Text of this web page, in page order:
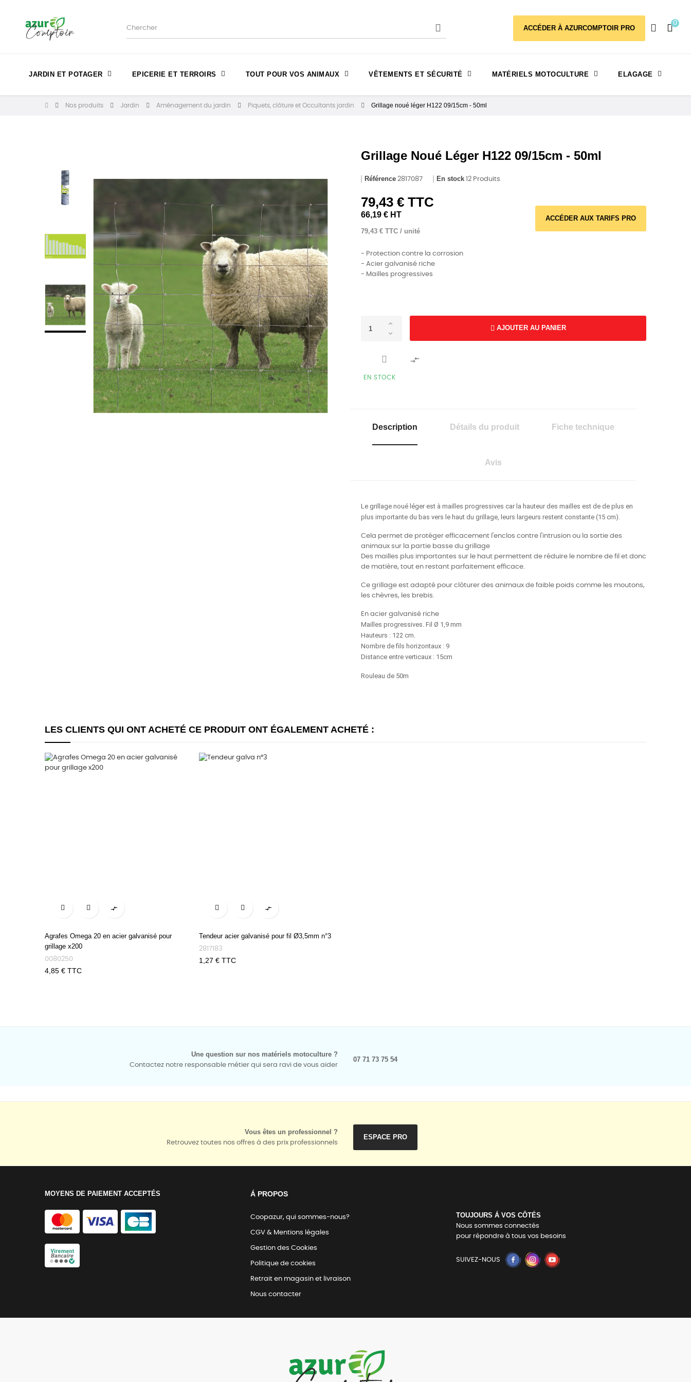
ACCÉDER À AZURCOMPTOIR PRO
0
JARDIN ET POTAGER EPICERIE ET TERROIRS TOUT POUR VOS ANIMAUX VÊTEMENTS ET SÉCURITÉ MATÉRIELS MOTOCULTURE ELAGAGE
Nos produits Jardin Aménagement du jardin Piquets, clôture et Occultants jardin Grillage noué léger H122 09/15cm - 50ml
Grillage Noué Léger H122 09/15cm - 50ml
Référence 2817087 En stock 12 Produits
79,43 € TTC
66,19 € HT
79,43 € TTC / unité
ACCÉDER AUX TARIFS PRO
- Protection contre la corrosion
- Acier galvanisé riche
- Mailles progressives
AJOUTER AU PANIER

EN STOCK
Description Détails du produit Fiche technique
Avis
Le grillage noué léger est à mailles progressives car la hauteur des mailles est de de plus en
plus importante du bas vers le haut du grillage, leurs largeurs restent constante (15 cm).
Cela permet de protéger efficacement l'enclos contre l'intrusion ou la sortie des
animaux sur la partie basse du grillage
Des mailles plus importantes sur le haut permettent de réduire le nombre de fil et donc
de matière, tout en restant parfaitement efficace.
Ce grillage est adapté pour clôturer des animaux de faible poids comme les moutons,
les chèvres, les brebis.
En acier galvanisé riche
Mailles progressives. Fil Ø 1,9 mm
Hauteurs : 122 cm.
Nombre de fils horizontaux : 9
Distance entre verticaux : 15cm
Rouleau de 50m
LES CLIENTS QUI ONT ACHETÉ CE PRODUIT ONT ÉGALEMENT ACHETÉ :

Agrafes Omega 20 en acier galvanisé pour
grillage x200
0080250
Prix
4,85 € TTC

Tendeur acier galvanisé pour fil Ø3,5mm n°3
2817183
Prix
1,27 € TTC
Une question sur nos matériels motoculture ?
Contactez notre responsable métier qui sera ravi de vous aider
07 71 73 75 54
Vous êtes un professionnel ?
Retrouvez toutes nos offres à des prix professionnels
ESPACE PRO
MOYENS DE PAIEMENT ACCEPTÉS Á PROPOS
Coopazur, qui sommes-nous?
CGV & Mentions légales
Gestion des Cookies
Politique de cookies
Retrait en magasin et livraison
Nous contacter
TOUJOURS Á VOS CÔTÉS
Nous sommes connectés
pour répondre à tous vos besoins
SUIVEZ-NOUS